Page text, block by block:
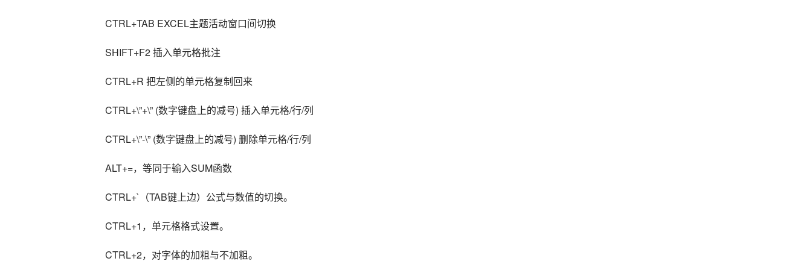
CTRL+TAB EXCEL主题活动窗口间切换
SHIFT+F2 插入单元格批注
CTRL+R 把左侧的单元格复制回来
CTRL+\”+\” (数字键盘上的减号) 插入单元格/行/列
CTRL+\”-\” (数字键盘上的减号) 删除单元格/行/列
ALT+=，等同于输入SUM函数
CTRL+`（TAB键上边）公式与数值的切换。
CTRL+1，单元格格式设置。
CTRL+2，对字体的加粗与不加粗。